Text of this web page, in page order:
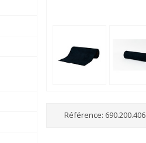
Référence: 690.200.406